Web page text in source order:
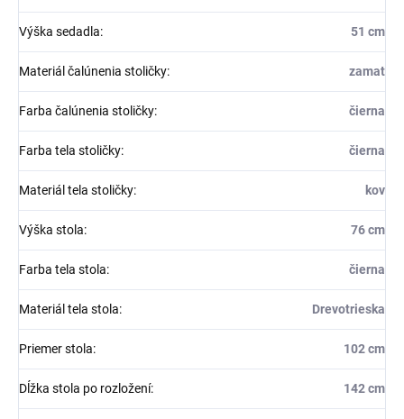
Výška sedadla: 51 cm
Materiál čalúnenia stoličky: zamat
Farba čalúnenia stoličky: čierna
Farba tela stoličky: čierna
Materiál tela stoličky: kov
Výška stola: 76 cm
Farba tela stola: čierna
Materiál tela stola: Drevotrieska
Priemer stola: 102 cm
Dĺžka stola po rozložení: 142 cm